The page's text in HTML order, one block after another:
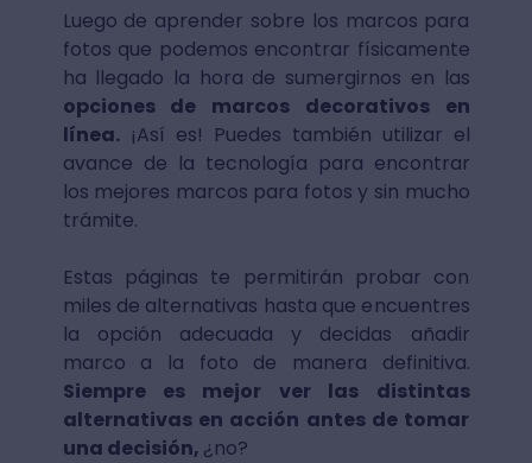
Luego de aprender sobre los marcos para
fotos que podemos encontrar físicamente
ha llegado la hora de sumergirnos en las
opciones de marcos decorativos en
línea.¡Así es! Puedes también utilizar el
avance de la tecnología para encontrar
los mejores marcos para fotos y sin mucho
trámite.
Estas páginas te permitirán probar con
miles de alternativas hasta que encuentres
la opción adecuada y decidas añadir
marco a la foto de manera definitiva.
Siempre es mejor ver las distintas
alternativas en acción antes de tomar
una decisión, ¿no?